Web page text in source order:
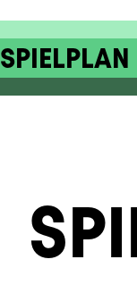
SPIELPLAN